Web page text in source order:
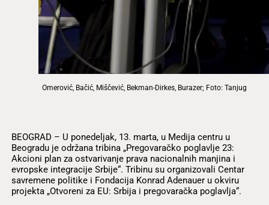
Omerović, Bačić, Miščević, Bekman-Dirkes, Burazer; Foto: Tanjug
BEOGRAD – U ponedeljak, 13. marta, u Medija centru u
Beogradu je održana tribina „Pregovaračko poglavlje 23:
Akcioni plan za ostvarivanje prava nacionalnih manjina i
evropske integracije Srbije“. Tribinu su organizovali Centar
savremene politike i Fondacija Konrad Adenauer u okviru
projekta „Otvoreni za EU: Srbija i pregovaračka poglavlja“.